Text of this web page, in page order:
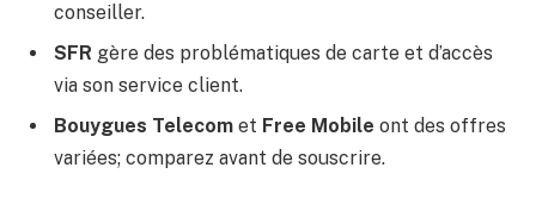
conseiller.
SFR gère des problématiques de carte et d’accès
via son service client.
Bouygues Telecom et Free Mobile ont des offres
variées; comparez avant de souscrire.